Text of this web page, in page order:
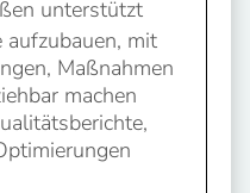
unterstützt
mit
Maßnahmen
machen